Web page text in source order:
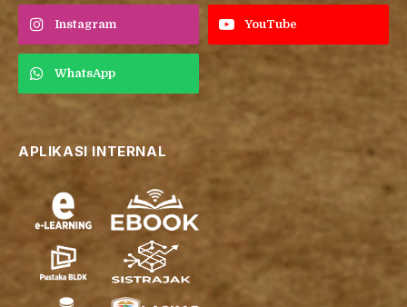
Instagram YouTube
WhatsApp
APLIKASI INTERNAL